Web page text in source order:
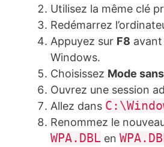
Utilisez la même clé
Redémarrez
Appuyez sur F8
Windows.
Choisissez Mode
Ouvrez une session
Allez dans
Renommez le
WPA.DBL en